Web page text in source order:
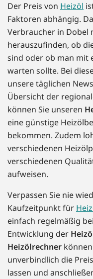
Der Preis von Heizöl
Faktoren abhängig.
Verbraucher in Dobel
herauszufinden, ob
sind oder ob man mit
warten sollte. Bei
unsere täglichen
Übersicht der
können Sie unseren
eine günstige
bekommen. Zudem
verschiedenen
verschiedenen
aufweisen.
Verpassen Sie nie
Kaufzeitpunkt für
einfach regelmäßig bei
Entwicklung der
Heizölrechner
unverbindlich die
lassen und